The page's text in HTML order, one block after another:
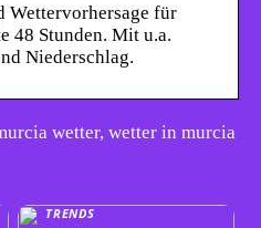
Wettervorhersage für
48 Stunden. Mit u.a.
Niederschlag.
wetter, wetter in murcia
TRENDS